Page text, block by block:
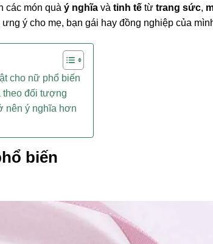
các món quà ý nghĩa và tinh tế từ trang sức,
ý cho mẹ, bạn gái hay đồng nghiệp của
cho nữ phổ biến
theo đối tượng
nên ý nghĩa hơn
biến